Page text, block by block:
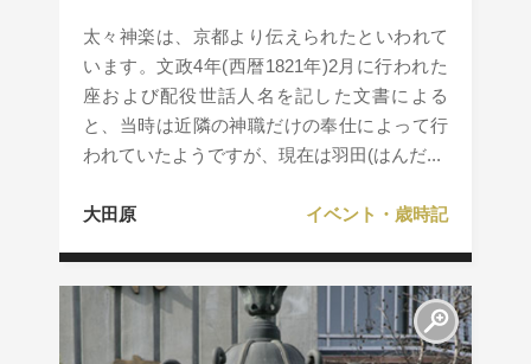
太々神楽は、京都より伝えられたといわれて
います。文政4年(西暦1821年)2月に行われた
座および配役世話人名を記した文書による
と、当時は近隣の神職だけの奉仕によって行
われていたようですが、現在は羽田(はんだ...
大田原 イベント・歳時記